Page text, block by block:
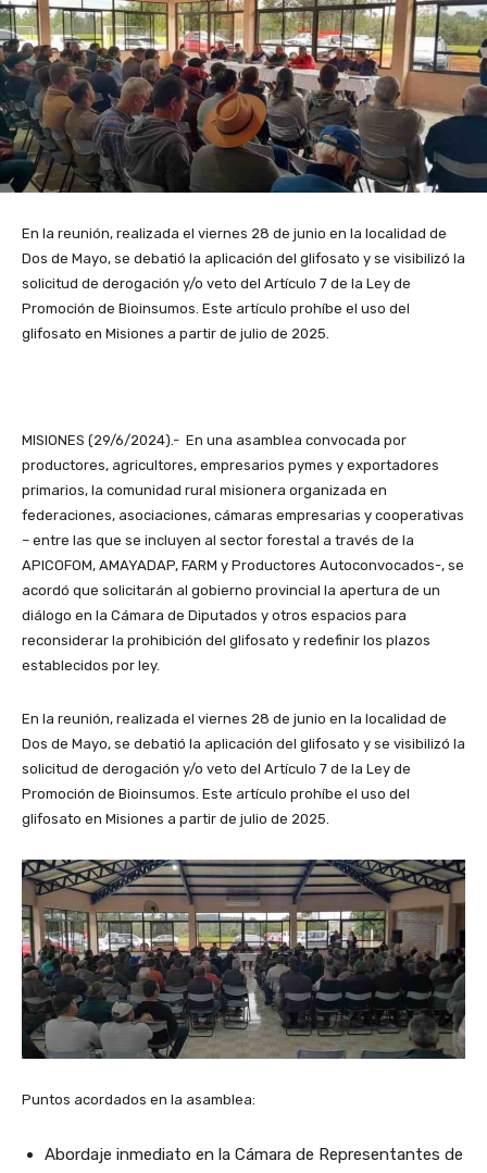
En la reunión, realizada el viernes 28 de junio en la localidad de
Dos de Mayo, se debatió la aplicación del glifosato y se visibilizó la
solicitud de derogación y/o veto del Artículo 7 de la Ley de
Promoción de Bioinsumos. Este artículo prohíbe el uso del
glifosato en Misiones a partir de julio de 2025.
MISIONES (29/6/2024).- En una asamblea convocada por
productores, agricultores, empresarios pymes y exportadores
primarios, la comunidad rural misionera organizada en
federaciones, asociaciones, cámaras empresarias y cooperativas
– entre las que se incluyen al sector forestal a través de la
APICOFOM, AMAYADAP, FARM y Productores Autoconvocados-, se
acordó que solicitarán al gobierno provincial la apertura de un
diálogo en la Cámara de Diputados y otros espacios para
reconsiderar la prohibición del glifosato y redefinir los plazos
establecidos por ley.
En la reunión, realizada el viernes 28 de junio en la localidad de
Dos de Mayo, se debatió la aplicación del glifosato y se visibilizó la
solicitud de derogación y/o veto del Artículo 7 de la Ley de
Promoción de Bioinsumos. Este artículo prohíbe el uso del
glifosato en Misiones a partir de julio de 2025.
Puntos acordados en la asamblea:
Abordaje inmediato en la Cámara de Representantes de